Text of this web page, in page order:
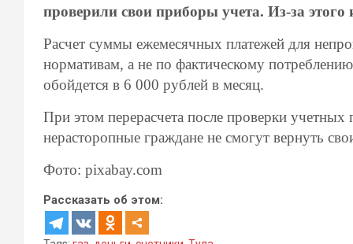
проверили свои приборы учета. Из-за
Расчет суммы ежемесячных платежей для
нормативам, а не по фактическому
обойдется в 6 000 рублей в месяц.
При этом перерасчета после проверки
нерасторопные граждане не смогут вернуть
Фото: pixabay.com
Рассказать об этом: